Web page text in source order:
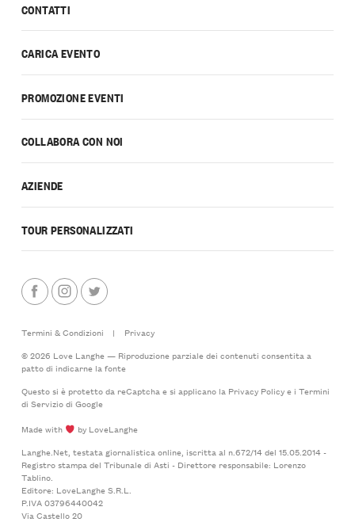
CONTATTI
CARICA EVENTO
PROMOZIONE EVENTI
COLLABORA CON NOI
AZIENDE
TOUR PERSONALIZZATI
Termini & Condizioni |
Privacy
© 2026 Love Langhe — Riproduzione parziale dei contenuti consentita a
patto di indicarne la fonte
Questo si è protetto da reCaptcha e si applicano la Privacy Policye i Termini
di Serviziodi Google
Made with
by LoveLanghe
Langhe.Net, testata giornalistica online, iscritta al n.672/14 del 15.05.2014 -
Registro stampa del Tribunale di Asti - Direttore responsabile: Lorenzo
Tablino.
Editore: LoveLanghe S.R.L.
P.IVA 03796440042
Via Castello 20